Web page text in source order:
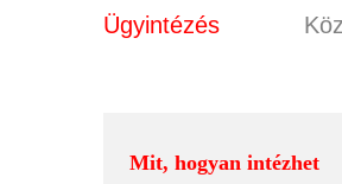
Ügyintézés
Mit, hogyan intézhet